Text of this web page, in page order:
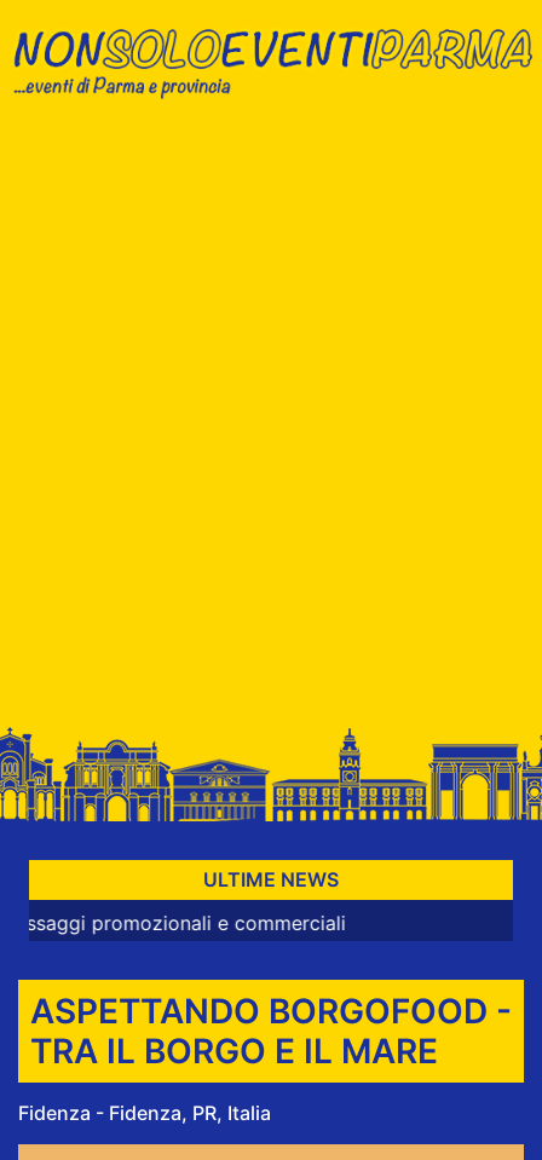
ULTIME NEWS
e commerciali
ASPETTANDO BORGOFOOD -
TRA IL BORGO E IL MARE
Fidenza - Fidenza, PR, Italia